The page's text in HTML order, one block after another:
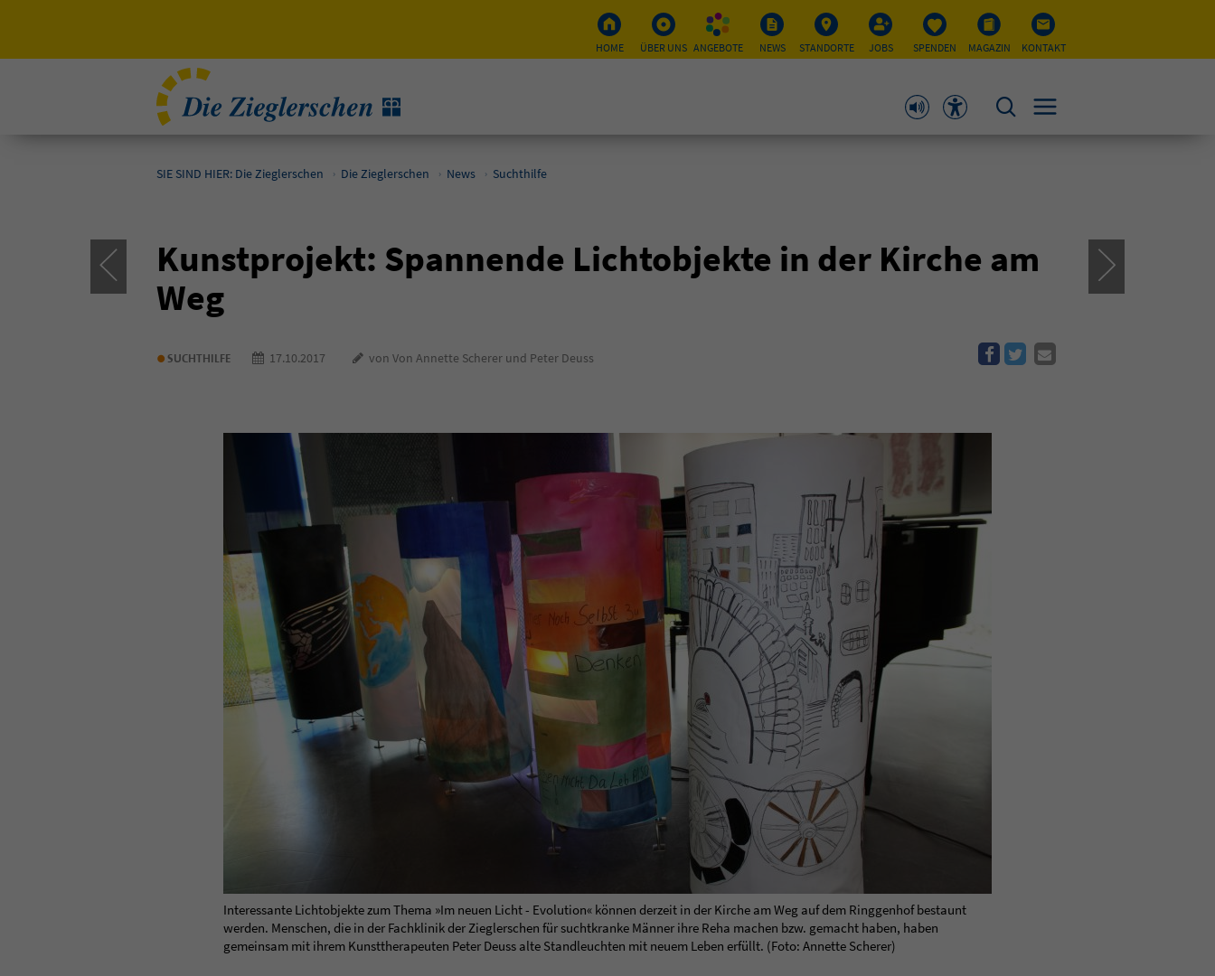
HOME ÜBER UNS ANGEBOTE NEWS STANDORTE JOBS SPENDEN MAGAZIN KONTAKT
SIE SIND HIER: Die Zieglerschen Die Zieglerschen News Suchthilfe
Kunstprojekt: Spannende Licht­objekte in der Kirche am
Weg
• SUCHTHILFE 17.10.2017 von Von Annette Scherer und Peter Deuss
Interessante Lichtobjekte zum Thema »Im neuen Licht - Evolution« können derzeit in der Kirche am Weg auf dem Ringgenhof bestaunt
werden. Menschen, die in der Fachklinik der Zieglerschen für suchtkranke Männer ihre Reha machen bzw. gemacht haben, haben
gemeinsam mit ihrem Kunsttherapeuten Peter Deuss alte Standleuchten mit neuem Leben erfüllt. (Foto: Annette Scherer)